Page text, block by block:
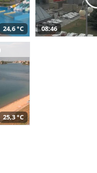
24,6 °C 08:46
25,3 °C